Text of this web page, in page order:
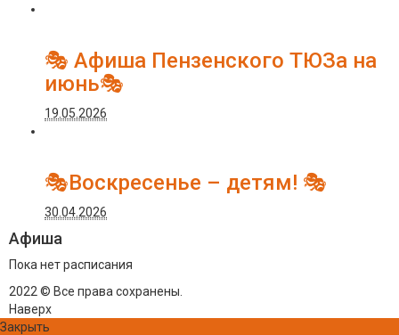
🎭 Афиша Пензенского ТЮЗа на
июнь🎭
19.05.2026
🎭Воскресенье – детям! 🎭
30.04.2026
Афиша
Пока нет расписания
2022 © Все права сохранены.
Наверх
Закрыть